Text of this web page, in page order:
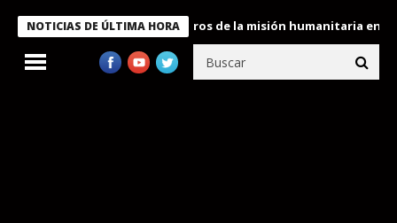
NOTICIAS DE ÚLTIMA HORA
Bukele condecora a miembros de la misión humanitaria enviada